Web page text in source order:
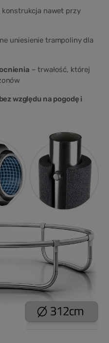
konstrukcja nawet przy
uniesienie trampoliny dla
– trwałość, której
względu na pogodę i